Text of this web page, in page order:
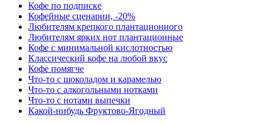
Кофе по подписке
Кофейные сценарии, -20%
Любителям крепкого плантационного
Любителям ярких нот плантационные
Кофе с минимальной кислотностью
Классический кофе на любой вкус
Кофе помягче
Что-то с шоколадом и карамелью
Что-то с алкогольными нотками
Что-то с нотами выпечки
Какой-нибудь Фруктово-Ягодный